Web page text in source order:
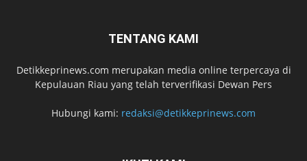
TENTANG KAMI
Detikkeprinews.com merupakan media online terpercaya di
Kepulauan Riau yang telah terverifikasi Dewan Pers
Hubungi kami: redaksi@detikkeprinews.com